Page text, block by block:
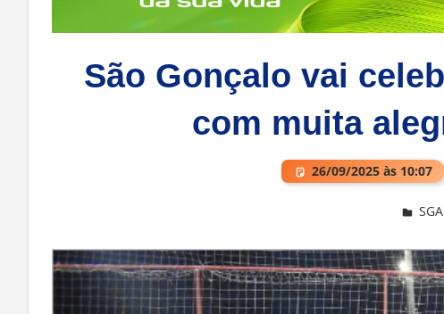
São Gonçalo vai
com muita
26/09/2025 às 10:07